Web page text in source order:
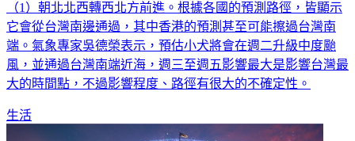
（1）朝北北西轉西北方前進。根據各國的預測路徑，皆顯示
它會從台灣南邊通過，其中香港的預測甚至可能擦過台灣南
端。氣象專家吳德榮表示，預估小犬將會在週二升級中度颱
風，並通過台灣南端近海，週三至週五影響最大是影響台灣最
大的時間點，不過影響程度、路徑有很大的不確定性。
生活